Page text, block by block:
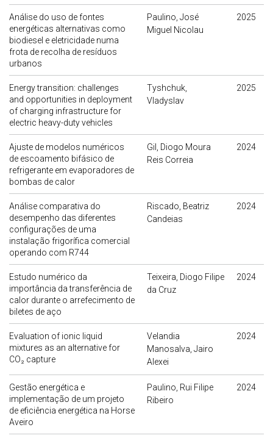
Análise do uso de fontes
energéticas alternativas como
biodiesel e eletricidade numa
frota de recolha de resíduos
urbanos
Paulino, José
Miguel Nicolau
2025
Energy transition: challenges
and opportunities in deployment
of charging infrastructure for
electric heavy-duty vehicles
Tyshchuk,
Vladyslav
2025
Ajuste de modelos numéricos
de escoamento bifásico de
refrigerante em evaporadores de
bombas de calor
Gil, Diogo Moura
Reis Correia
2024
Análise comparativa do
desempenho das diferentes
configurações de uma
instalação frigorífica comercial
operando com R744
Riscado, Beatriz
Candeias
2024
Estudo numérico da
importância da transferência de
calor durante o arrefecimento de
biletes de aço
Teixeira, Diogo Filipe
da Cruz
2024
Evaluation of ionic liquid
mixtures as an alternative for
CO₂ capture
Velandia
Manosalva, Jairo
Alexei
2024
Gestão energética e
implementação de um projeto
de eficiência energética na Horse
Aveiro
Paulino, Rui Filipe
Ribeiro
2024